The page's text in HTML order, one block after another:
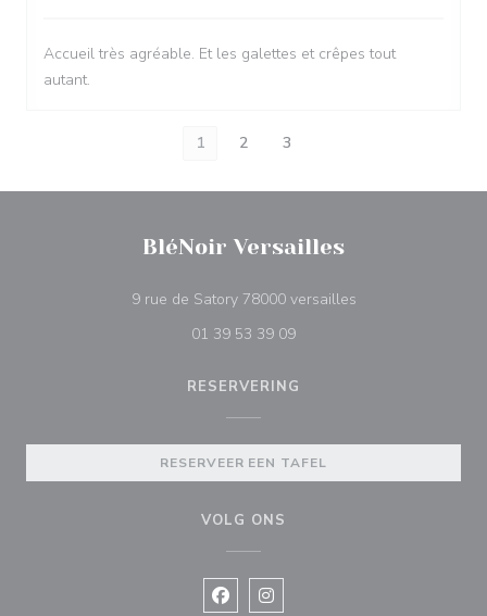
Accueil très agréable. Et les galettes et crêpes tout
autant.
1 2 3
BléNoir Versailles
9 rue de Satory 78000 versailles((opent in een
01 39 53 39 09
RESERVERING
RESERVEER EEN TAFEL
VOLG ONS
Facebook ((opent in een nieuw
Instagram ((opent in een